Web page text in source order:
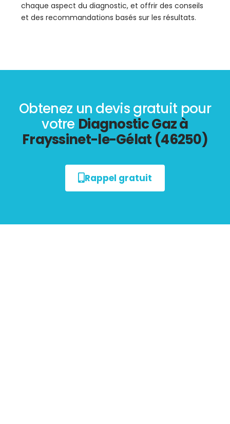
chaque aspect du diagnostic, et offrir des conseils
et des recommandations basés sur les résultats.
Obtenez un devis gratuit pour
votre Diagnostic Gaz à
Frayssinet-le-Gélat (46250)
Rappel gratuit